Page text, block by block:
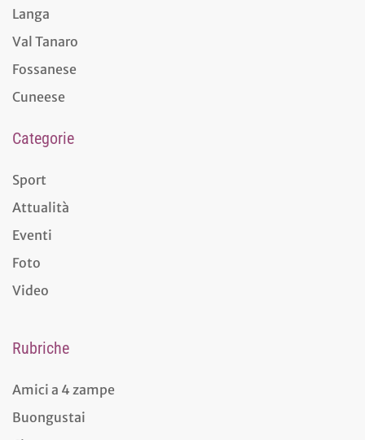
Langa
Val Tanaro
Fossanese
Cuneese
Categorie
Sport
Attualità
Eventi
Foto
Video
Rubriche
Amici a 4 zampe
Buongustai